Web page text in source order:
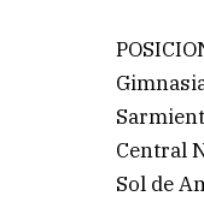
Central
Sol de